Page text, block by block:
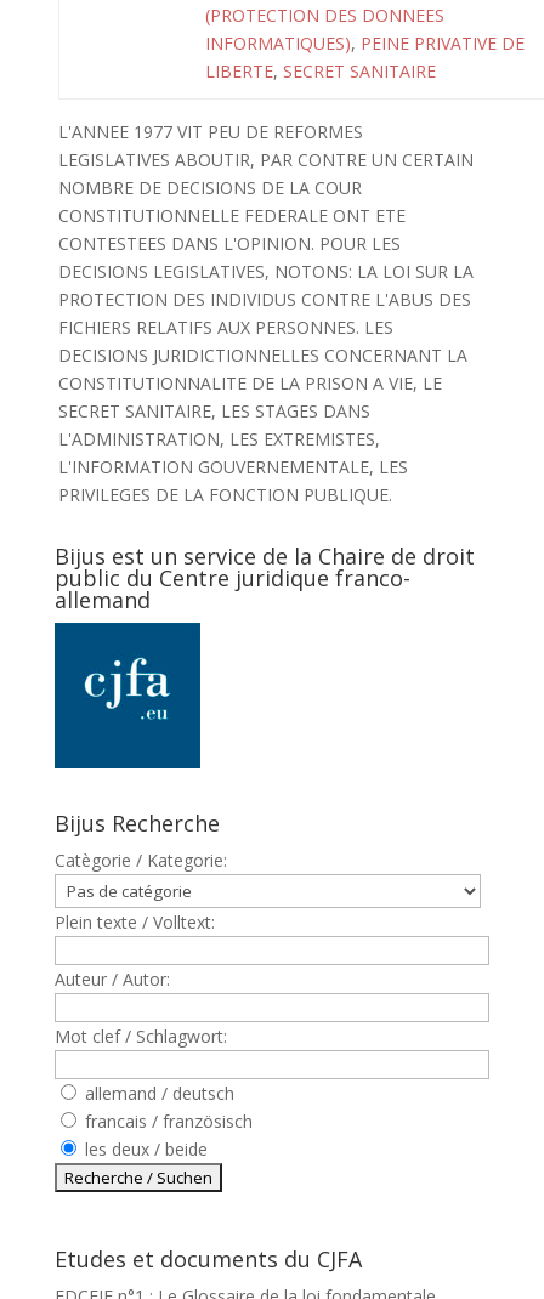
(PROTECTION DES DONNEES
INFORMATIQUES), PEINE PRIVATIVE DE
LIBERTE, SECRET SANITAIRE
L'ANNEE 1977 VIT PEU DE REFORMES
LEGISLATIVES ABOUTIR, PAR CONTRE UN CERTAIN
NOMBRE DE DECISIONS DE LA COUR
CONSTITUTIONNELLE FEDERALE ONT ETE
CONTESTEES DANS L'OPINION. POUR LES
DECISIONS LEGISLATIVES, NOTONS: LA LOI SUR LA
PROTECTION DES INDIVIDUS CONTRE L'ABUS DES
FICHIERS RELATIFS AUX PERSONNES. LES
DECISIONS JURIDICTIONNELLES CONCERNANT LA
CONSTITUTIONNALITE DE LA PRISON A VIE, LE
SECRET SANITAIRE, LES STAGES DANS
L'ADMINISTRATION, LES EXTREMISTES,
L'INFORMATION GOUVERNEMENTALE, LES
PRIVILEGES DE LA FONCTION PUBLIQUE.
Bijus est un service de la Chaire de droit
public du Centre juridique franco-
allemand
Bijus Recherche
Catègorie / Kategorie:
Plein texte / Volltext:
Auteur / Autor:
Mot clef / Schlagwort:
allemand / deutsch
francais / französisch
les deux / beide
Etudes et documents du CJFA